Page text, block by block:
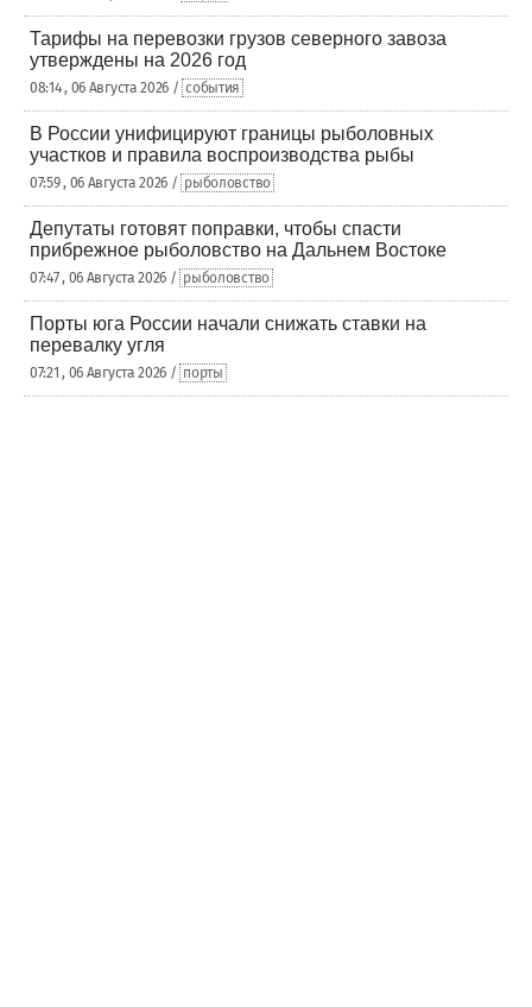
Тарифы на перевозки грузов северного завоза
утверждены на 2026 год
08:14 , 06 Августа 2026 / события
В России унифицируют границы рыболовных
участков и правила воспроизводства рыбы
07:59 , 06 Августа 2026 / рыболовство
Депутаты готовят поправки, чтобы спасти
прибрежное рыболовство на Дальнем Востоке
07:47 , 06 Августа 2026 / рыболовство
Порты юга России начали снижать ставки на
перевалку угля
07:21 , 06 Августа 2026 / порты